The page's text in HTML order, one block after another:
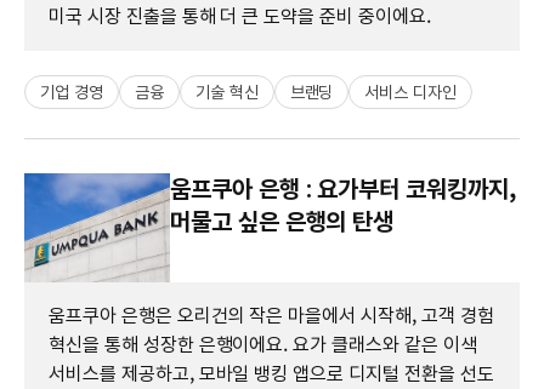
미국 시장 진출을 통해 더 큰 도약을 준비 중이에요.
기업 경영 금융 기술 혁신 브랜딩 서비스 디자인
움프쿠아 은행 : 요가부터 코워킹까지,
머물고 싶은 은행의 탄생
움프쿠아 은행은 오리건의 작은 마을에서 시작해, 고객 경험
혁신을 통해 성장한 은행이에요. 요가 클래스와 같은 이색
서비스를 제공하고, 모바일 뱅킹 앱으로 디지털 전환을 선도